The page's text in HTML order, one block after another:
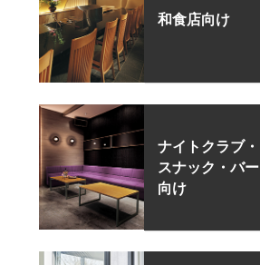
和食店向け
ナイトクラブ・
スナック・バー
向け